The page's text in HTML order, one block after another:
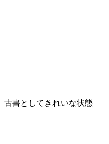
古書としてきれいな状態